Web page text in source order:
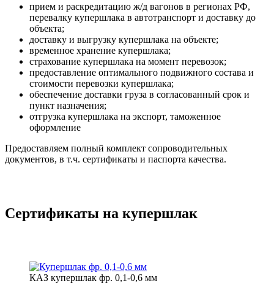
прием и раскредитацию ж/д вагонов в регионах РФ,
перевалку купершлака в автотранспорт и доставку до
объекта;
доставку и выгрузку купершлака на объекте;
временное хранение купершлака;
страхование купершлака на момент перевозок;
предоставление оптимального подвижного состава и
стоимости перевозки купершлака;
обеспечение доставки груза в согласованный срок и
пункт назначения;
отгрузка купершлака на экспорт, таможенное
оформление
Предоставляем полный комплект сопроводительных
документов, в т.ч. сертификаты и паспорта качества.
Сертификаты на купершлак
КАЗ купершлак фр. 0,1-0,6 мм